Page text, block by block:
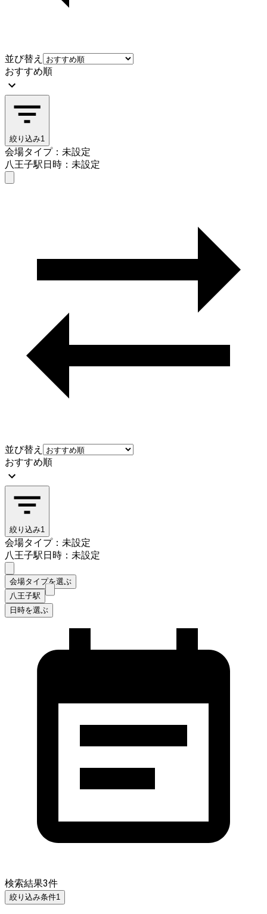
並び替え
おすすめ順
絞り込み1
会場タイプ：未設定
八王子駅日時：未設定
並び替え
おすすめ順
絞り込み1
会場タイプ：未設定
八王子駅日時：未設定
会場タイプを選ぶ
八王子駅
日時を選ぶ
検索結果3件
絞り込み条件1